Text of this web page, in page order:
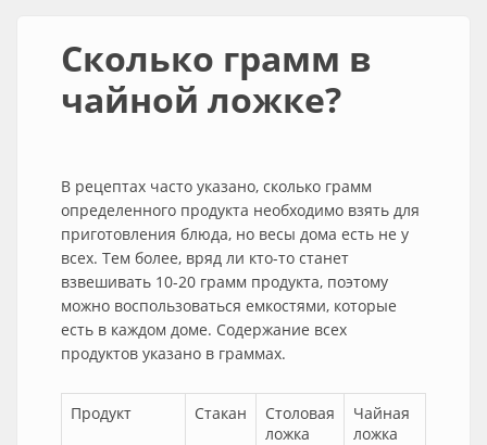
Сколько грамм в
чайной ложке?
В рецептах часто указано, сколько грамм
определенного продукта необходимо взять для
приготовления блюда, но весы дома есть не у
всех. Тем более, вряд ли кто-то станет
взвешивать 10-20 грамм продукта, поэтому
можно воспользоваться емкостями, которые
есть в каждом доме. Содержание всех
продуктов указано в граммах.
Продукт Стакан
Столовая
ложка
Чайная
ложка